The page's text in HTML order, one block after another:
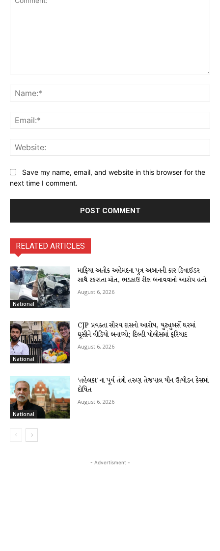
Save my name, email, and website in this browser for the
next time I comment.
RELATED ARTICLES
National
માફિયા અતીક અહેમદના પુત્ર અબાનની કાર ડિવાઈડર
સાથે ટકરાતા મોત, ભડકાઉ રીલ બનાવવાનો આરોપ હતો
August 6, 2026
National
CJP પ્રવક્તા સૌરવ દાસનો આરોપ, યુટ્યુબર્સે ઘરમાં
ઘૂસીને વીડિયો બનાવ્યો; દિલ્હી પોલીસમાં ફરિયાદ
August 6, 2026
National
‘તહેલકા’ ના પૂર્વ તંત્રી તરુણ તેજપાલ યૌન ઉત્પીડન કેસમાં
દોષિત
August 6, 2026
- Advertisment -